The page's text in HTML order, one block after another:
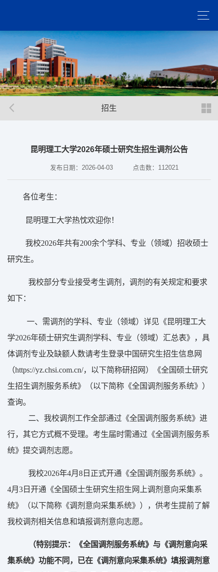
招生
昆明理工大学2026年硕士研究生招生调剂公告
发布日期：2026-04-03 点击数： 112021
各位考生：
昆明理工大学热忱欢迎你！
我校2026年共有200余个学科、专业（领域） 招收硕士
研究生。
我校部分专业接受考生调剂，调剂的有关规定和要求
如下：
一、需调剂的学科、专业（领域）详见《昆明理工大
学2026年硕士研究生调剂学科、专业（领域）汇总表》，具
体调剂 专业及缺额人数请考生登录中国研究生招生信息网
（https://yz.chsi.com.cn/， 以下简称研招网）《全国硕士研究
生招生调剂服务系统》（以下简称《全国调剂服务系统》）
查询。
二、我校调剂工作全部通过 《全国调剂服务系统》进
行， 其它方式概不受理。 考生届时需通过 《全国调剂服务系
统》 提交调剂志愿。
我校2026年4月 8 日 正式开通 《全国调剂服务系统》 。
4月 3 日开通 《全国硕士生研究生招生 网上调剂意向采集系
统》（以下简称《调剂 意向采集系统》） ， 供考生提前了解
我校调剂相关信息和填报调剂意向志愿。
（特别提示：《全国调剂服务系统》与《调剂意向采
集系统》 功能不同 ，已在《调剂意向采集系统》填报调剂意